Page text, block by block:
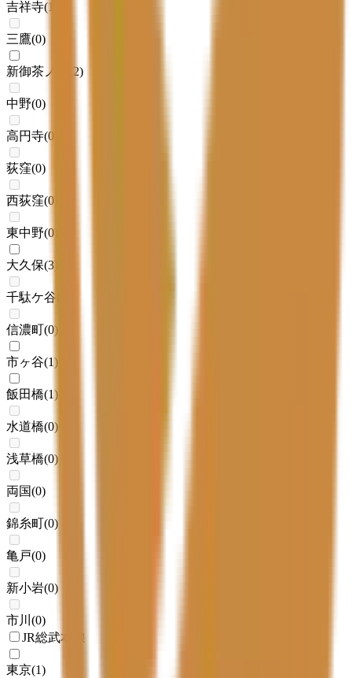
吉祥寺(1
三鷹(0)
新御茶ノ水 2)
中野(0)
高円寺(0
荻窪(0)
西荻窪(0
東中野(0
大久保(3
千駄ケ谷
信濃町(0)
市ヶ谷(1)
飯田橋(1)
水道橋(0)
浅草橋(0)
両国(0)
錦糸町(0)
亀戸(0)
新小岩(0)
市川 (0)
JR総武本線
東京(1)